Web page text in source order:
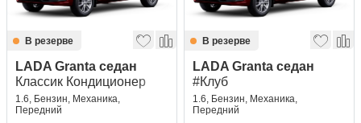
В резерве
LADA Granta седан
Классик Кондиционер
1.6, Бензин, Механика,
Передний
В резерве
LADA Granta седан
#Клуб
1.6, Бензин, Механика,
Передний